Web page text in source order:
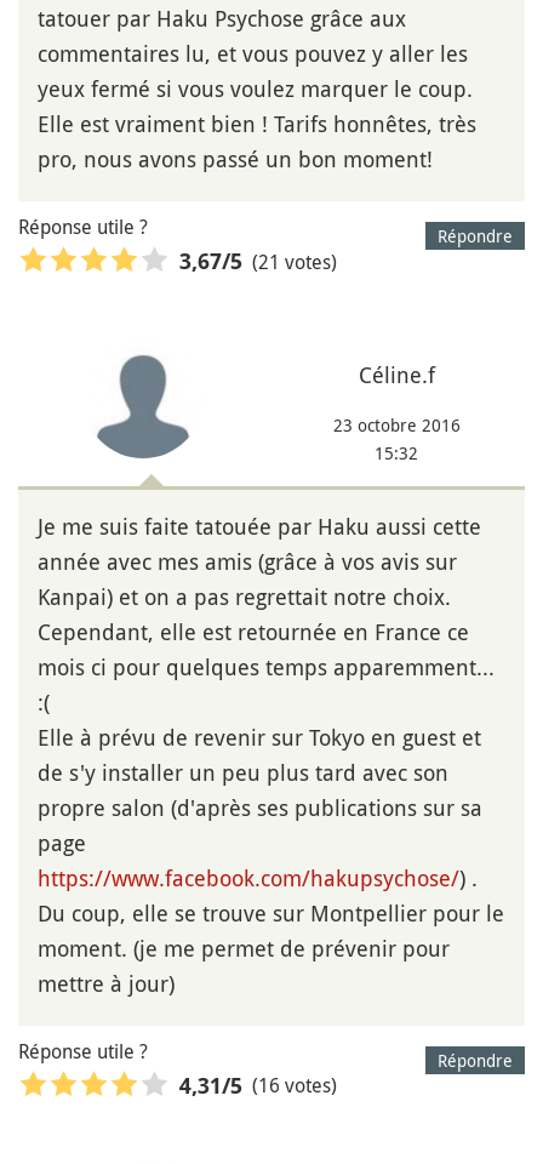
tatouer par Haku Psychose grâce aux
commentaires lu, et vous pouvez y aller les
yeux fermé si vous voulez marquer le coup.
Elle est vraiment bien ! Tarifs honnêtes, très
pro, nous avons passé un bon moment!
Répondre
Réponse utile ?
3,67/5 (21 votes)
Céline.f
23 octobre 2016
15:32
Je me suis faite tatouée par Haku aussi cette
année avec mes amis (grâce à vos avis sur
Kanpai) et on a pas regrettait notre choix.
Cependant, elle est retournée en France ce
mois ci pour quelques temps apparemment...
:(
Elle à prévu de revenir sur Tokyo en guest et
de s'y installer un peu plus tard avec son
propre salon (d'après ses publications sur sa
page
https://www.facebook.com/hakupsychose/) .
Du coup, elle se trouve sur Montpellier pour le
moment. (je me permet de prévenir pour
mettre à jour)
Répondre
Réponse utile ?
4,31/5 (16 votes)